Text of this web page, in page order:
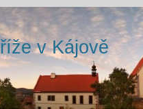
v Kájově